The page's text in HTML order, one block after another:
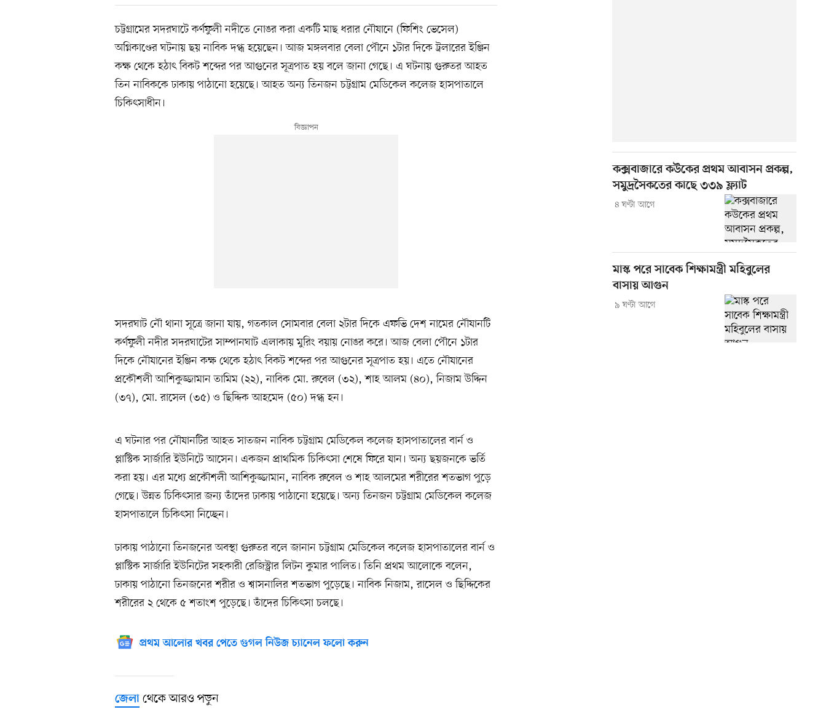
চট্টগ্রামের সদরঘাটে কর্ণফুলী নদীতে নোঙর করা একটি মাছ ধরার নৌযানে (ফিশিং ভেসেল)
অগ্নিকাণ্ডের ঘটনায় ছয় নাবিক দগ্ধ হয়েছেন। আজ মঙ্গলবার বেলা পৌনে ১টার দিকে ট্রলারের ইঞ্জিন
কক্ষ থেকে হঠাৎ বিকট শব্দের পর আগুনের সূত্রপাত হয় বলে জানা গেছে। এ ঘটনায় গুরুতর আহত
তিন নাবিককে ঢাকায় পাঠানো হয়েছে। আহত অন্য তিনজন চট্টগ্রাম মেডিকেল কলেজ হাসপাতালে
চিকিৎসাধীন।
সদরঘাট নৌ থানা সূত্রে জানা যায়, গতকাল সোমবার বেলা ২টার দিকে এফভি দেশ নামের নৌযানটি
কর্ণফুলী নদীর সদরঘাটের সাম্পানঘাট এলাকায় মুরিং বয়ায় নোঙর করে। আজ বেলা পৌনে ১টার
দিকে নৌযানের ইঞ্জিন কক্ষ থেকে হঠাৎ বিকট শব্দের পর আগুনের সূত্রপাত হয়। এতে নৌযানের
প্রকৌশলী আশিকুজ্জামান তামিম (২২), নাবিক মো. রুবেল (৩২), শাহ আলম (৪০), নিজাম উদ্দিন
(৩৭), মো. রাসেল (৩৫) ও ছিদ্দিক আহমেদ (৫০) দগ্ধ হন।
এ ঘটনার পর নৌযানটির আহত সাতজন নাবিক চট্টগ্রাম মেডিকেল কলেজ হাসপাতালের বার্ন ও
প্লাস্টিক সার্জারি ইউনিটে আসেন। একজন প্রাথমিক চিকিৎসা শেষে ফিরে যান। অন্য ছয়জনকে ভর্তি
করা হয়। এর মধ্যে প্রকৌশলী আশিকুজ্জামান, নাবিক রুবেল ও শাহ আলমের শরীরের শতভাগ পুড়ে
গেছে। উন্নত চিকিৎসার জন্য তাঁদের ঢাকায় পাঠানো হয়েছে। অন্য তিনজন চট্টগ্রাম মেডিকেল কলেজ
হাসপাতালে চিকিৎসা নিচ্ছেন।
ঢাকায় পাঠানো তিনজনের অবস্থা গুরুতর বলে জানান চট্টগ্রাম মেডিকেল কলেজ হাসপাতালের বার্ন ও
প্লাস্টিক সার্জারি ইউনিটের সহকারী রেজিস্ট্রার লিটন কুমার পালিত। তিনি প্রথম আলোকে বলেন,
ঢাকায় পাঠানো তিনজনের শরীর ও শ্বাসনালির শতভাগ পুড়েছে। নাবিক নিজাম, রাসেল ও ছিদ্দিকের
শরীরের ২ থেকে ৫ শতাংশ পুড়েছে। তাঁদের চিকিৎসা চলছে।
প্রথম আলোর খবর পেতে গুগল নিউজ চ্যানেল ফলো করুন
জেলা থেকে আরও পড়ুন
কক্সবাজারে কউকের প্রথম আবাসন প্রকল্প,
সমুদ্রসৈকতের কাছে ৩৩৯ ফ্ল্যাট
৪ ঘণ্টা আগে
মাস্ক পরে সাবেক শিক্ষামন্ত্রী মহিবুলের
বাসায় আগুন
৯ ঘণ্টা আগে